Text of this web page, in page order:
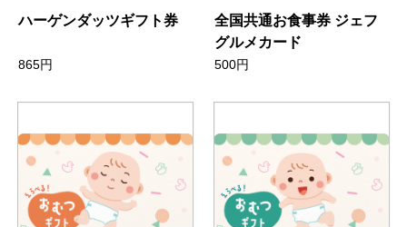
ハーゲンダッツギフト券
865円
全国共通お食事券 ジェフ
グルメカード
500円